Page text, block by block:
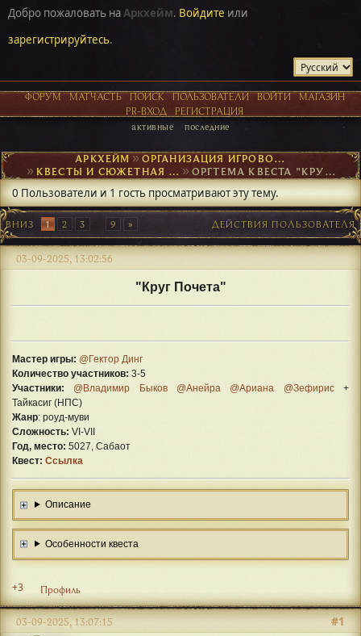
Добро пожаловать наАркхейм. Войдите или
зарегистрируйтесь.
ФОРУМ МАТЧАСТЬ ПОИСК ПОЛЬЗОВАТЕЛИ ВОЙТИ
МАГАЗИН
PR-ВХОД
РЕГИСТРАЦИЯ
активные последние
АРКХЕЙМ► ОРГАНИЗАЦИЯ ИГРОВОГО ПРОЦЕССА
► КВЕСТЫ И СЮЖЕТНАЯ ОСНОВА ► ОРГТЕМА КВЕСТА "КРУГ ПОЧËТА"
0 Пользователи и 1 гость просматривают эту тему.
ВНИЗ 1 2 3 9 ДЕЙСТВИЯ ПОЛЬЗОВАТЕЛЯ
03-09-2025, 13:02:56
"Круг Почета"
Мастер игры: @Гектор Динг
Количество участников: 3-5
Участники: @Владимир Быков @Анейра @Ариана @Зефирис+
Тайкасиг (НПС)
Жанр: роуд-муви
Сложность: VI-VII
Год, место: 5027, Сабаот
Квест: Ссылка
Описание
Особенности квеста
+3 Профиль
#1
03-09-2025, 13:07:15